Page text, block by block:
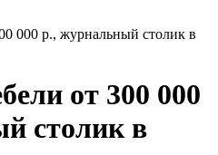
000 р., журнальный столик в
от 300 000
столик в